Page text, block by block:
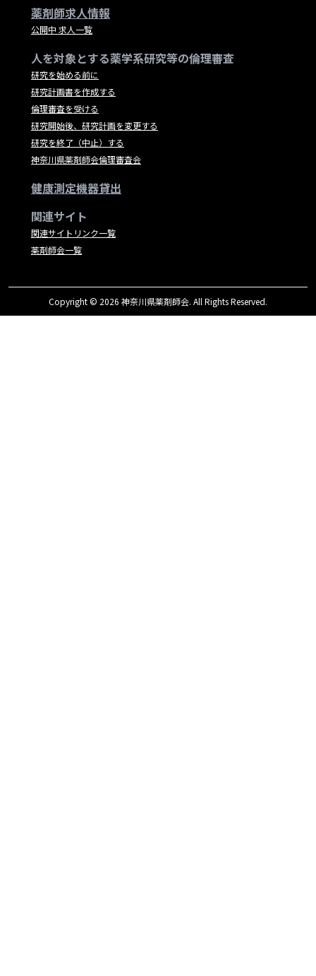
薬剤師求人情報
公開中 求人一覧
人を対象とする薬学系研究等の倫理審査
研究を始める前に
研究計画書を作成する
倫理審査を受ける
研究開始後、研究計画を変更する
研究を終了（中止）する
神奈川県薬剤師会倫理審査会
健康測定機器貸出
関連サイト
関連サイトリンク一覧
薬剤師会一覧
Copyright © 2026 神奈川県薬剤師会. All Rights Reserved.